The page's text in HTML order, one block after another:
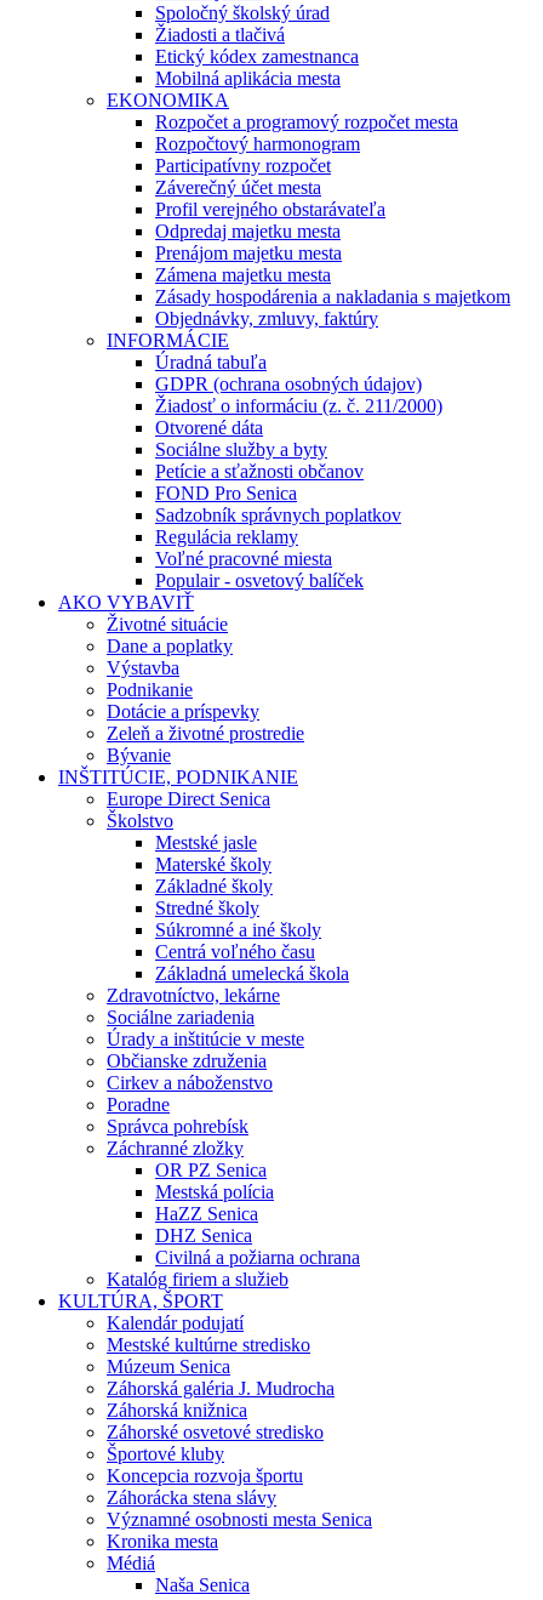
Spoločný školský úrad
Žiadosti a tlačivá
Etický kódex zamestnanca
Mobilná aplikácia mesta
EKONOMIKA
Rozpočet a programový rozpočet mesta
Rozpočtový harmonogram
Participatívny rozpočet
Záverečný účet mesta
Profil verejného obstarávateľa
Odpredaj majetku mesta
Prenájom majetku mesta
Zámena majetku mesta
Zásady hospodárenia a nakladania s majetkom
Objednávky, zmluvy, faktúry
INFORMÁCIE
Úradná tabuľa
GDPR (ochrana osobných údajov)
Žiadosť o informáciu (z. č. 211/2000)
Otvorené dáta
Sociálne služby a byty
Petície a sťažnosti občanov
FOND Pro Senica
Sadzobník správnych poplatkov
Regulácia reklamy
Voľné pracovné miesta
Populair - osvetový balíček
AKO VYBAVIŤ
Životné situácie
Dane a poplatky
Výstavba
Podnikanie
Dotácie a príspevky
Zeleň a životné prostredie
Bývanie
INŠTITÚCIE, PODNIKANIE
Europe Direct Senica
Školstvo
Mestské jasle
Materské školy
Základné školy
Stredné školy
Súkromné a iné školy
Centrá voľného času
Základná umelecká škola
Zdravotníctvo, lekárne
Sociálne zariadenia
Úrady a inštitúcie v meste
Občianske združenia
Cirkev a náboženstvo
Poradne
Správca pohrebísk
Záchranné zložky
OR PZ Senica
Mestská polícia
HaZZ Senica
DHZ Senica
Civilná a požiarna ochrana
Katalóg firiem a služieb
KULTÚRA, ŠPORT
Kalendár podujatí
Mestské kultúrne stredisko
Múzeum Senica
Záhorská galéria J. Mudrocha
Záhorská knižnica
Záhorské osvetové stredisko
Športové kluby
Koncepcia rozvoja športu
Záhorácka stena slávy
Významné osobnosti mesta Senica
Kronika mesta
Médiá
Naša Senica